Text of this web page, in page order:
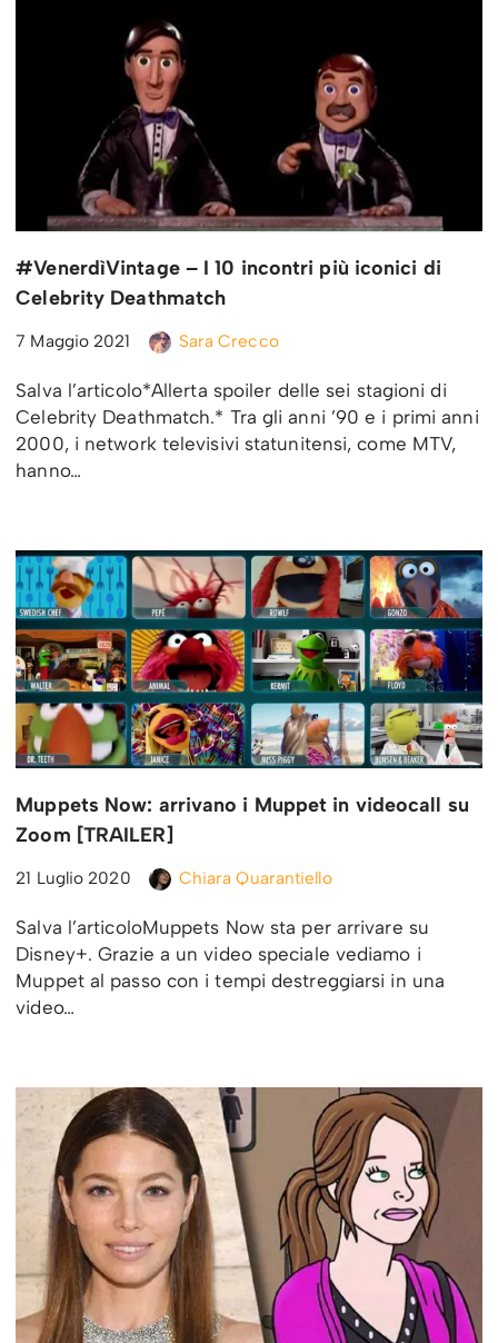
#VenerdìVintage – I 10 incontri più iconici di
Celebrity Deathmatch
7 Maggio 2021 Sara Crecco
Salva l’articolo*Allerta spoiler delle sei stagioni di
Celebrity Deathmatch.* Tra gli anni ’90 e i primi anni
2000, i network televisivi statunitensi, come MTV,
hanno…
Muppets Now: arrivano i Muppet in videocall su
Zoom [TRAILER]
21 Luglio 2020 Chiara Quarantiello
Salva l’articoloMuppets Now sta per arrivare su
Disney+. Grazie a un video speciale vediamo i
Muppet al passo con i tempi destreggiarsi in una
video…